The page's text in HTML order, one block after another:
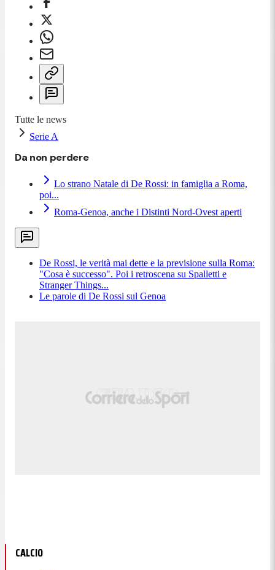
Tutte le news
Serie A
Da non perdere
Lo strano Natale di De Rossi: in famiglia a Roma,
poi...
Roma-Genoa, anche i Distinti Nord-Ovest aperti
De Rossi, le verità mai dette e la previsione sulla Roma:
"Cosa è successo". Poi i retroscena su Spalletti e
Stranger Things...
Le parole di De Rossi sul Genoa
CALCIO